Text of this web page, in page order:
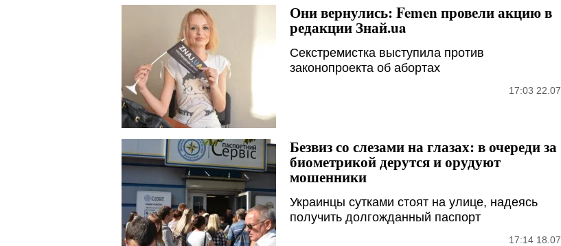
Они вернулись: Femen провели акцию в
редакции Знай.ua
Секстремистка выступила против
законопроекта об абортах
17:03 22.07
Безвиз со слезами на глазах: в очереди за
биометрикой дерутся и орудуют
мошенники
Украинцы сутками стоят на улице, надеясь
получить долгожданный паспорт
17:14 18.07